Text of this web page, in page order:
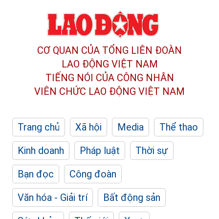
CƠ QUAN CỦA TỔNG LIÊN ĐOÀN
LAO ĐỘNG VIỆT NAM
TIẾNG NÓI CỦA CÔNG NHÂN
VIÊN CHỨC LAO ĐỘNG VIỆT NAM
Trang chủ Xã hội Media
Thể thao
Kinh doanh
Pháp luật
Thời sự
Bạn đọc
Công đoàn
Văn hóa - Giải trí
Bất động sản